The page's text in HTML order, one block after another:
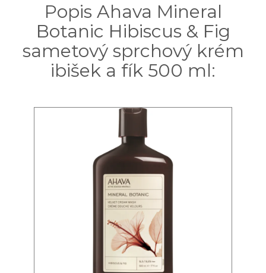
Popis Ahava Mineral
Botanic Hibiscus & Fig
sametový sprchový krém
ibišek a fík 500 ml: